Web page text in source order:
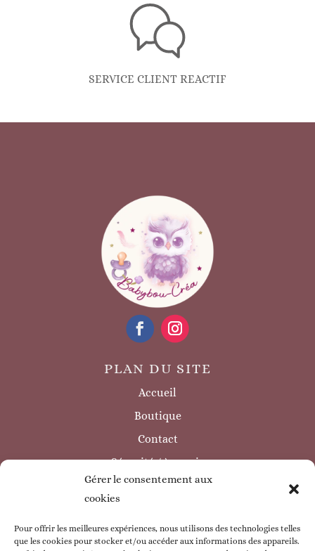
Gérer le consentement aux
cookies
Pour offrir les meilleures expériences, nous utilisons des technologies telles
que les cookies pour stocker et/ou accéder aux informations des appareils.
SERVICE CLIENT REACTIF
PLAN DU SITE
Accueil
Boutique
Contact
Sécurité / à savoir
INFORMATIONS LÉGALES
Mentions légales
Politique de confidentialité